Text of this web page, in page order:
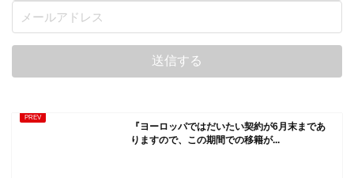
『ヨーロッパではだいたい契約が6月末まであ
りますので、この期間での移籍が...